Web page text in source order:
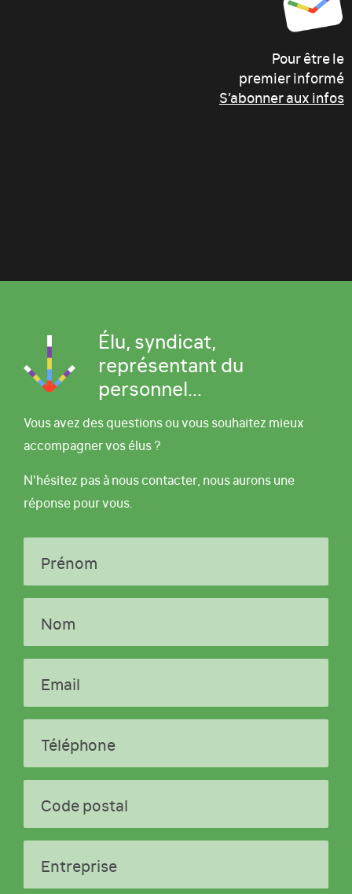
Pour être le
premier informé
S’abonner aux infos
Élu, syndicat,
représentant du
personnel...
Vous avez des questions ou vous souhaitez mieux
accompagner vos élus ?
N'hésitez pas à nous contacter, nous aurons une
réponse pour vous.
Prénom
Nom
Email
Téléphone
Code postal
Entreprise